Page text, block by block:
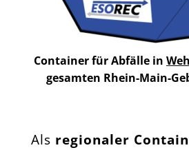
Container für Abfälle in
gesamten Rhein-Main-
Als regionaler